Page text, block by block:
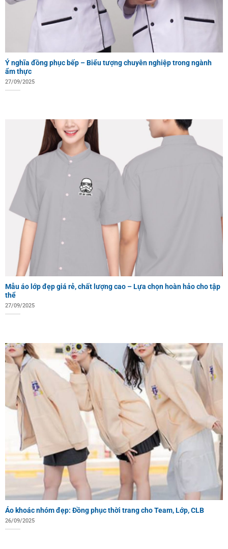
Ý nghĩa đồng phục bếp – Biểu tượng chuyên nghiệp trong ngành
ẩm thực
27/09/2025
Mẫu áo lớp đẹp giá rẻ, chất lượng cao – Lựa chọn hoàn hảo cho tập
thể
27/09/2025
Áo khoác nhóm đẹp: Đồng phục thời trang cho Team, Lớp, CLB
26/09/2025